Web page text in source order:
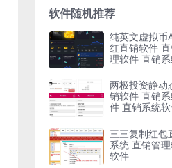
软件随机推荐
纯英文虚拟币
红直销软件
理软件 直销
两极投资静动
销软件 直销
件 直销系统
三三复制红包
系统 直销管
软件